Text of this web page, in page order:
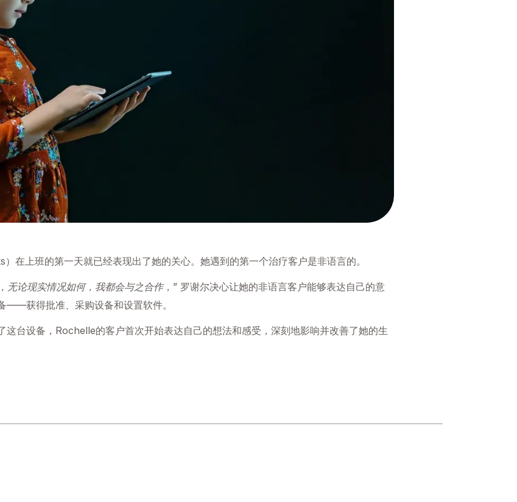
在上班的第一天就已经表现出了她的关心。她遇到的第一个治疗客户是非语言的。
无论现实情况如何，我都会与之合作，” 罗谢尔决心让她的非语言客户能够表达自己的意
——获得批准、采购设备和设置软件。
这台设备，Rochelle的客户首次开始表达自己的想法和感受，深刻地影响并改善了她的生